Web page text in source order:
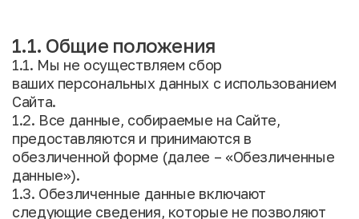
1.1. Общие положения
1.1. Мы не осуществляем сбор
ваших персональных данных с использованием
Сайта.
1.2. Все данные, собираемые на Сайте,
предоставляются и принимаются в
обезличенной форме (далее – «Обезличенные
данные»).
1.3. Обезличенные данные включают
следующие сведения, которые не позволяют